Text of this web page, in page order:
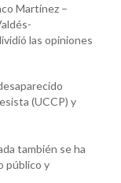
Martínez –
las opiniones
(UCCP) y
también se ha
público y